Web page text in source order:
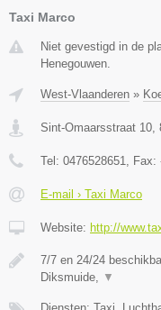
Taxi Marco
Niet gevestigd in de
Henegouwen.
West-Vlaanderen »
Sint-Omaarsstraat 10
Tel: 0476528651 , Fax:
E-mail › Taxi Marco
Website: http://
7/7 en 24/24
Diksmuide,
▼
Diensten: Taxi,